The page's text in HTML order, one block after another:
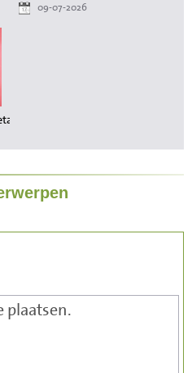
09-07-2026
als je wilt afvallen?